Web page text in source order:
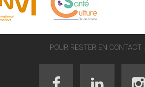
POUR RESTER EN CONTACT :